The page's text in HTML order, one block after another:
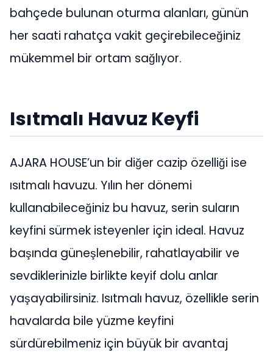
bahçede bulunan oturma alanları, günün
her saati rahatça vakit geçirebileceğiniz
mükemmel bir ortam sağlıyor.
Isıtmalı Havuz Keyfi
AJARA HOUSE’un bir diğer cazip özelliği ise
ısıtmalı havuzu. Yılın her dönemi
kullanabileceğiniz bu havuz, serin suların
keyfini sürmek isteyenler için ideal. Havuz
başında güneşlenebilir, rahatlayabilir ve
sevdiklerinizle birlikte keyif dolu anlar
yaşayabilirsiniz. Isıtmalı havuz, özellikle serin
havalarda bile yüzme keyfini
sürdürebilmeniz için büyük bir avantaj